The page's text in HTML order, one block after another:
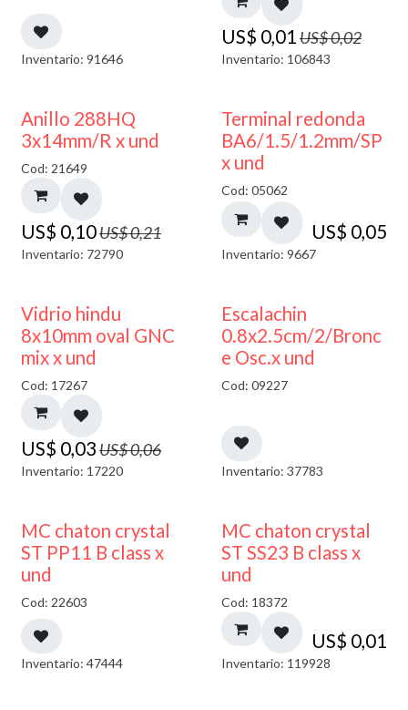
Inventario: 91646
US$ 0,01 US$0,02
Inventario: 106843
50% DESCUENTO
Anillo 288HQ
3x14mm/R x und
Cod: 21649
US$ 0,10US$0,21
Inventario: 72790
Terminal redonda
BA6/1.5/1.2mm/SP
x und
Cod: 05062
US$ 0,05
Inventario: 9667
50% DESCUENTO
Vidrio hindu
8x10mm oval GNC
mix x und
Cod: 17267
US$ 0,03US$0,06
Inventario: 17220
Escalachin
0.8x2.5cm/2/Bronc
e Osc.x und
Cod: 09227
Inventario: 37783
MC chaton crystal
ST PP11 B class x
und
Cod: 22603
Inventario: 47444
MC chaton crystal
ST SS23 B class x
und
Cod: 18372
US$ 0,01
Inventario: 119928